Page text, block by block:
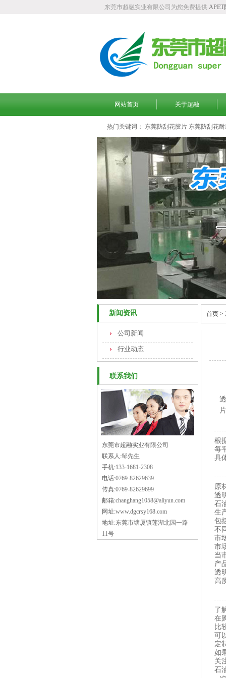
东莞市超融实业有限公司为您免费提供 APET
网站首页 关于超融
热门关键词： 东莞防刮花胶片 东莞防刮花
新闻资讯
公司新闻
行业动态
联系我们
东莞市超融实业有限公司
联系人:邹先生
手机:133-1681-2308
电话:0769-82629639
传真:0769-82629699
邮箱:changhang1058@aliyun.com
网址:www.dgcrsy168.com
地址:东莞市塘厦镇莲湖北园一路
11号
首页 >
根
每
具
原
透
石
生
包
不
市
市
当
产
透
高
了
在
比
可
定
如
关
石